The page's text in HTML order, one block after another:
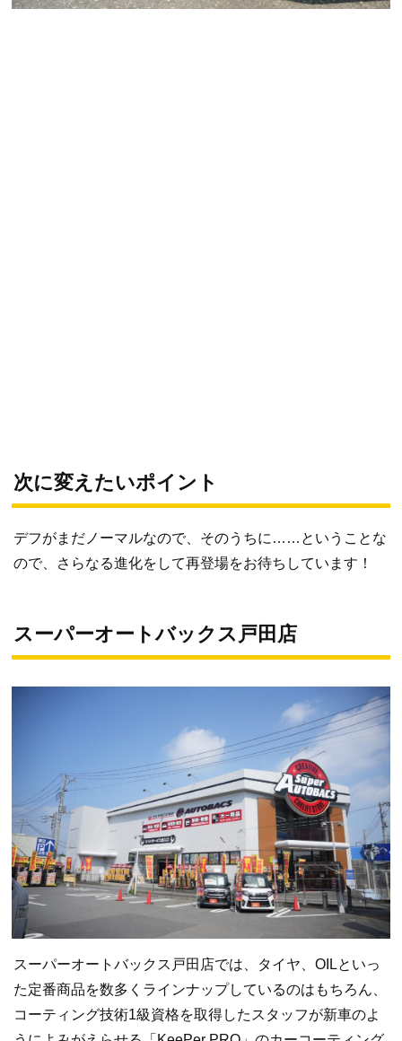
次に変えたいポイント
デフがまだノーマルなので、そのうちに……ということな
ので、さらなる進化をして再登場をお待ちしています！
スーパーオートバックス戸田店
スーパーオートバックス戸田店では、タイヤ、OILといっ
た定番商品を数多くラインナップしているのはもちろん、
コーティング技術1級資格を取得したスタッフが新車のよ